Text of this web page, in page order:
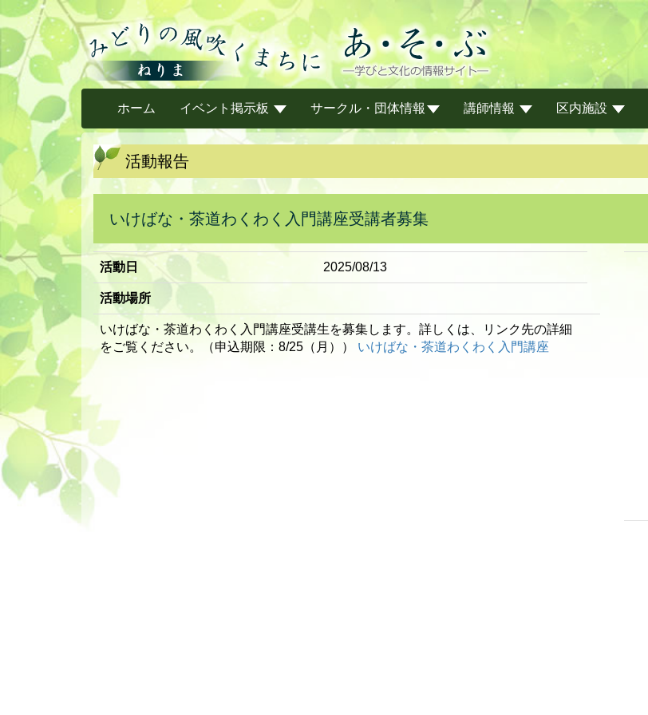
ホーム イベント掲示板 サークル・団体情報 講師情報 区内施設
活動報告
いけばな・茶道わくわく入門講座受講者募集
活動日 2025/08/13
活動場所
いけばな・茶道わくわく入門講座受講生を募集します。詳しくは、リンク先の詳細
をご覧ください。（申込期限：8/25（月）） いけばな・茶道わくわく入門講座